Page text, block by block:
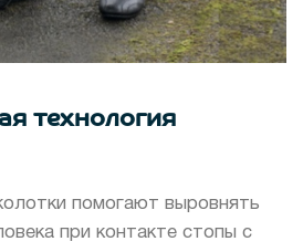
технология
помогают выровнять
при контакте стопы с